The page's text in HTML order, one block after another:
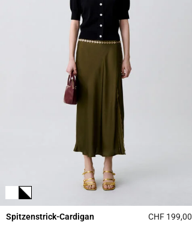
Spitzenstrick-Cardigan CHF 199,00